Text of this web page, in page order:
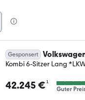
Gesponsert
Kombi 6-Sitzer Lang
42.245 €¹
Guter